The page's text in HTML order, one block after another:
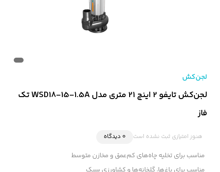
لجن‌کش
لجن‌کش تایفو 2 اینچ 21 متری مدل WSD18-15-1.5A تک
فاز
هنوز امتیازی ثبت نشده است 0 دیدگاه
مناسب برای تخلیه چاه‌های کم‌عمق و مخازن متوسط
مناسب برای باغ‌ها، گلخانه‌ها و کشاورزی سبک